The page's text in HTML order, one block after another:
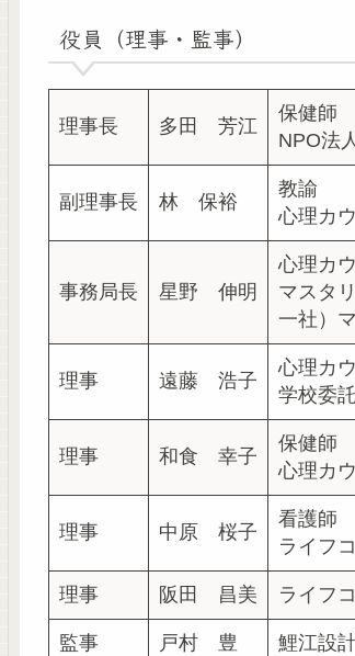
役員（理事・監事）
理事長 多田 芳江
保健師
NPO法
副理事長 林 保裕
教諭
心理カ
事務局長 星野 伸明
心理カ
マスタ
一社）
理事 遠藤 浩子
心理カ
学校委
理事 和食 幸子
保健師
心理カ
理事 中原 桜子
看護師
ライフ
理事 阪田 昌美 ライフ
監事 戸村 豊 鯉江設